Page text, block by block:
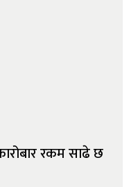
रकम साढे छ